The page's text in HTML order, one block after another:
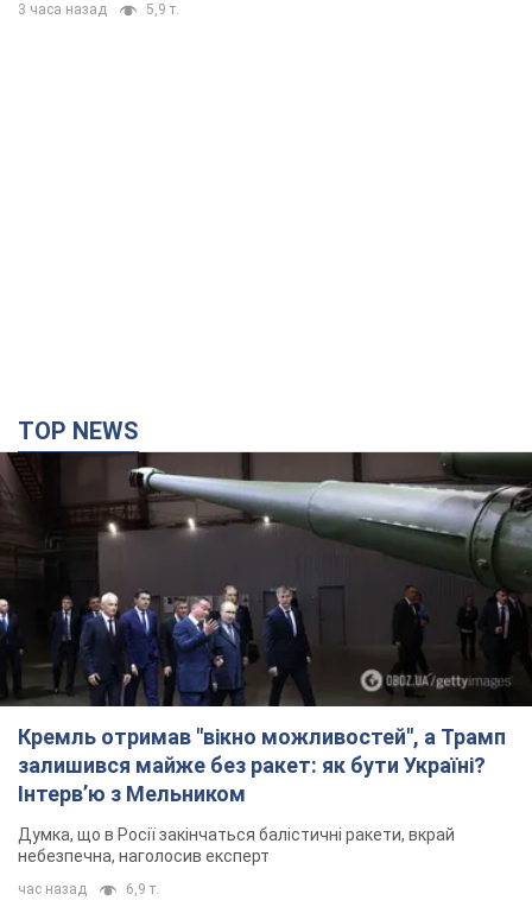
3 часа назад 5,9 т.
TOP NEWS
Кремль отримав "вікно можливостей", а Трамп
залишився майже без ракет: як бути Україні?
Інтерв’ю з Мельником
Думка, що в Росії закінчаться балістичні ракети, вкрай
небезпечна, наголосив експерт
час назад 6,9 т.